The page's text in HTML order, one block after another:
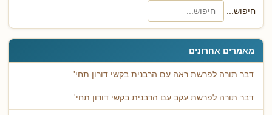
חיפוש...
מאמרים אחרונים
דבר תורה לפרשת ראה עם הרבנית בקשי דורון תחי'
דבר תורה לפרשת עקב עם הרבנית בקשי דורון תחי'